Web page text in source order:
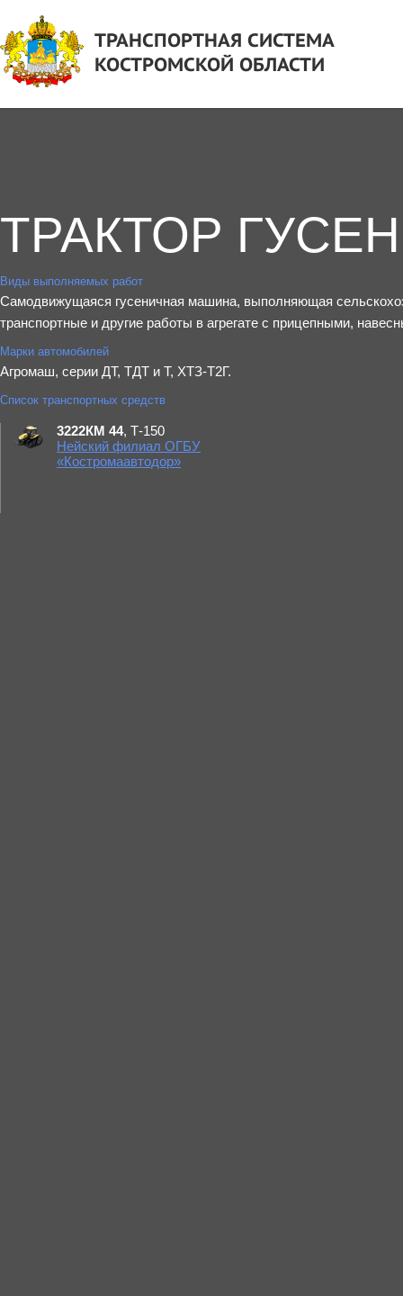
ТРАНСПОРТНАЯ СИСТЕМА
КОСТРОМСКОЙ ОБЛАСТИ
ТРАКТОР
Виды выполняемых работ
Самодвижущаяся гусеничная машина, выполняющая
транспортные и другие работы в агрегате с прицепными,
Марки автомобилей
Агромаш, серии ДТ, ТДТ и Т, ХТЗ-Т2Г.
Список транспортных средств
3222КМ 44, Т-150
Нейский филиал ОГБУ
«Костромаавтодор»